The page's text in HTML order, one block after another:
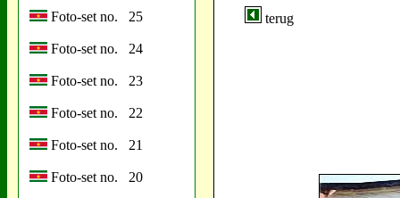
Foto-set no. 25
Foto-set no. 24
Foto-set no. 23
Foto-set no. 22
Foto-set no. 21
Foto-set no. 20
terug